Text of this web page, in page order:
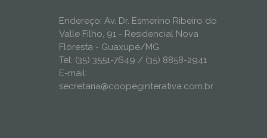
Endereço: Av. Dr. Esmerino Ribeiro do
Valle Filho, 91 - Residencial Nova
Floresta - Guaxupé/MG
Tel: (35) 3551-7649 / (35) 8858-2941
E-mail:
secretaria@coopeginterativa.com.br